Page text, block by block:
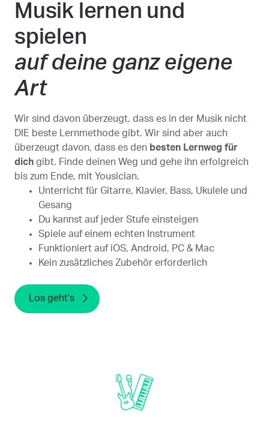
Musik lernen und
spielen
auf deine ganz eigene
Art
Wir sind davon überzeugt, dass es in der Musik nicht
DIE beste Lernmethode gibt. Wir sind aber auch
überzeugt davon, dass es den besten Lernweg für
dich gibt. Finde deinen Weg und gehe ihn erfolgreich
bis zum Ende, mit Yousician.
Unterricht für Gitarre, Klavier, Bass, Ukulele und
Gesang
Du kannst auf jeder Stufe einsteigen
Spiele auf einem echten Instrument
Funktioniert auf iOS, Android, PC & Mac
Kein zusätzliches Zubehör erforderlich
Los geht's